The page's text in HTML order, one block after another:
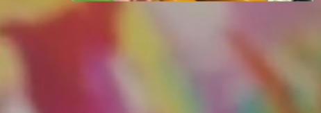
docteur en chirurgie dentaire.
assistantes dentaires, orthésistes qualifiées vous